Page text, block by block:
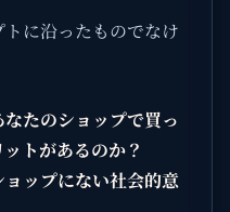
に沿ったものでなけ
たのショップで買っ
トがあるのか？
ップにない社会的意